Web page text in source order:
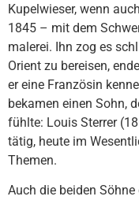
Kupelwieser, wenn
1845 – mit dem
malerei. Ihn zog es
Orient zu bereisen,
er eine Französin
bekamen einen Sohn,
fühlte: Louis Sterrer
tätig, heute im
Themen.
Auch die beiden